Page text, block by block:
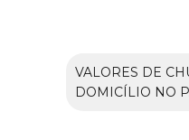
VALORES DE
DOMICÍLIO NO